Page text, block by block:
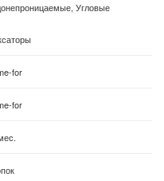
Угловые
for
for